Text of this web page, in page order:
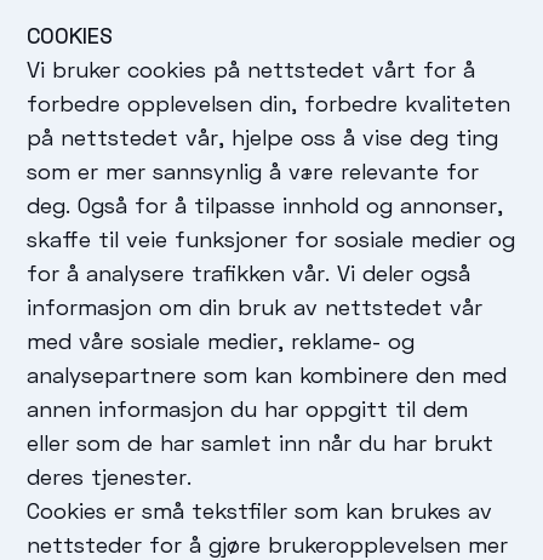
COOKIES
Vi bruker cookies på nettstedet vårt for å
forbedre opplevelsen din, forbedre kvaliteten
på nettstedet vår, hjelpe oss å vise deg ting
som er mer sannsynlig å være relevante for
deg. Også for å tilpasse innhold og annonser,
skaffe til veie funksjoner for sosiale medier og
for å analysere trafikken vår. Vi deler også
informasjon om din bruk av nettstedet vår
med våre sosiale medier, reklame- og
analysepartnere som kan kombinere den med
annen informasjon du har oppgitt til dem
eller som de har samlet inn når du har brukt
deres tjenester.
Cookies er små tekstfiler som kan brukes av
nettsteder for å gjøre brukeropplevelsen mer